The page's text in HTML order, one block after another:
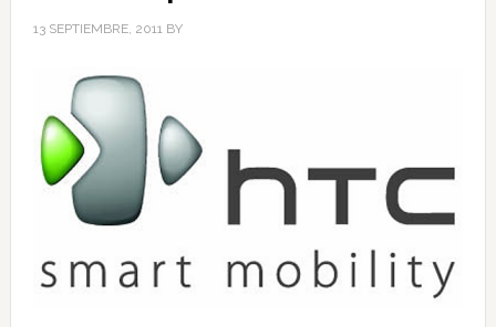
13 SEPTIEMBRE, 2011BY